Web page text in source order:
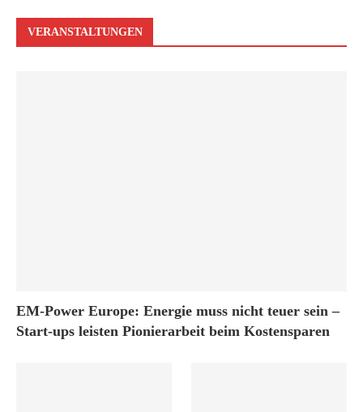
VERANSTALTUNGEN
EM-Power Europe: Energie muss nicht teuer sein –
Start-ups leisten Pionierarbeit beim Kostensparen